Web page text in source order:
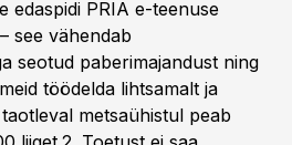
edaspidi PRIA e-teenuse
see vähendab
seotud paberimajandust ning
töödelda lihtsamalt ja
metsaühistul peab